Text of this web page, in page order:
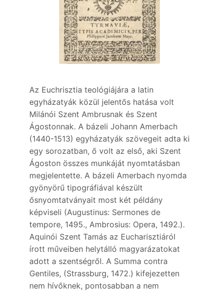
Az Euchrisztia teológiájára a latin
egyházatyák közül jelentős hatása volt
Milánói Szent Ambrusnak és Szent
Ágostonnak. A bázeli Johann Amerbach
(1440-1513) egyházatyák szövegeit adta ki
egy sorozatban, ő volt az első, aki Szent
Ágoston összes munkáját nyomtatásban
megjelentette. A bázeli Amerbach nyomda
gyönyörű tipográfiával készült
ősnyomtatványait most két példány
képviseli (Augustinus: Sermones de
tempore, 1495., Ambrosius: Opera, 1492.).
Aquinói Szent Tamás az Eucharisztiáról
írott műveiben helytálló magyarázatokat
adott a szentségről. A Summa contra
Gentiles, (Strassburg, 1472.) kifejezetten
nem hívőknek, pontosabban a nem